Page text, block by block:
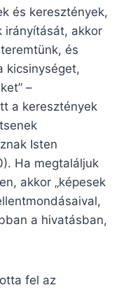
és keresztények,
irányítását, akkor
és
kicsinységet,
–
a keresztények
Isten
Ha megtaláljuk
akkor „képesek
a hivatásban,
fel az